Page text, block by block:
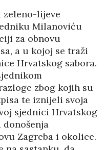
lijeve
Milanoviću
za obnovu
a u kojoj se traži
Hrvatskog sabora.
zbog kojih su
te iznijeli svoja
sjednici Hrvatskog
Zagreba i okolice.